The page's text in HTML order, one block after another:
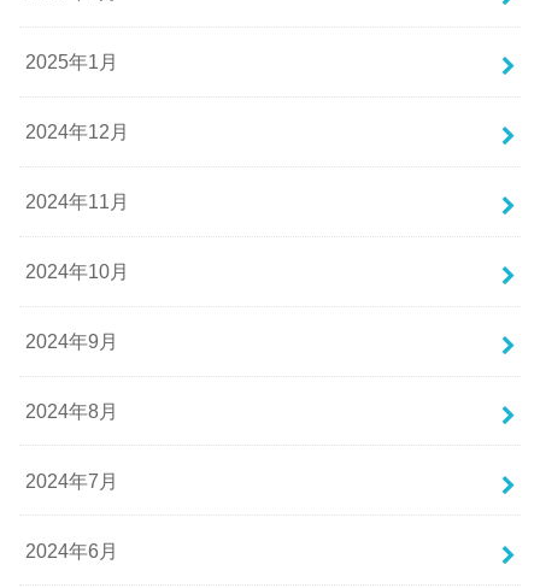
2025年1月
2024年12月
2024年11月
2024年10月
2024年9月
2024年8月
2024年7月
2024年6月